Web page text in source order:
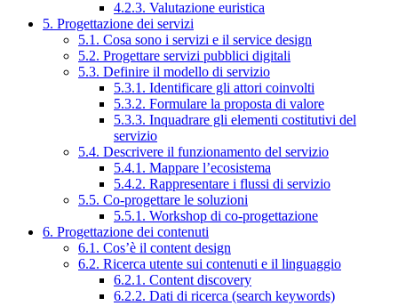
4.2.3. Valutazione euristica
5. Progettazione dei servizi
5.1. Cosa sono i servizi e il service design
5.2. Progettare servizi pubblici digitali
5.3. Definire il modello di servizio
5.3.1. Identificare gli attori coinvolti
5.3.2. Formulare la proposta di valore
5.3.3. Inquadrare gli elementi costitutivi del
servizio
5.4. Descrivere il funzionamento del servizio
5.4.1. Mappare l’ecosistema
5.4.2. Rappresentare i flussi di servizio
5.5. Co-progettare le soluzioni
5.5.1. Workshop di co-progettazione
6. Progettazione dei contenuti
6.1. Cos’è il content design
6.2. Ricerca utente sui contenuti e il linguaggio
6.2.1. Content discovery
6.2.2. Dati di ricerca (search keywords)